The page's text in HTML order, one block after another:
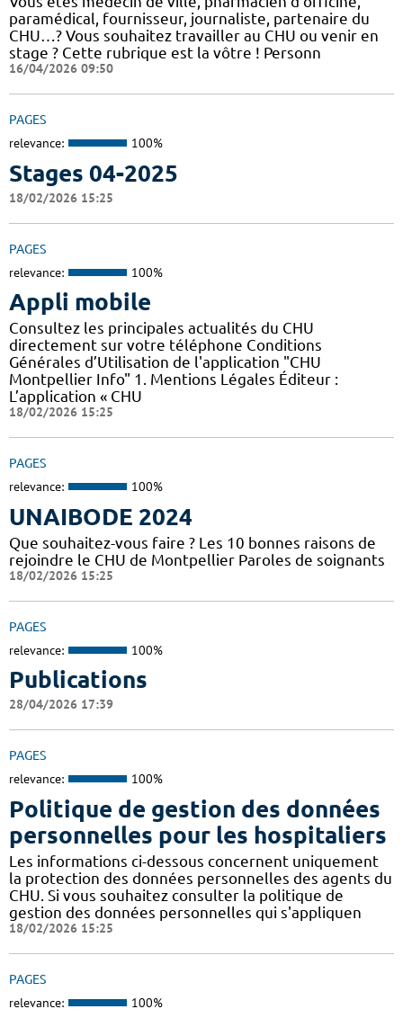
paramédical, fournisseur, journaliste, partenaire du
CHU…? Vous souhaitez travailler au CHU ou venir en
stage ? Cette rubrique est la vôtre ! Personn
16/04/2026 09:50
PAGES
relevance: 100%
Stages 04-2025
18/02/2026 15:25
PAGES
relevance: 100%
Appli mobile
Consultez les principales actualités du CHU
directement sur votre téléphone Conditions
Générales d’Utilisation de l'application "CHU
Montpellier Info" 1. Mentions Légales Éditeur :
L’application « CHU
18/02/2026 15:25
PAGES
relevance: 100%
UNAIBODE 2024
Que souhaitez-vous faire ? Les 10 bonnes raisons de
rejoindre le CHU de Montpellier Paroles de soignants
18/02/2026 15:25
PAGES
relevance: 100%
Publications
28/04/2026 17:39
PAGES
relevance: 100%
Politique de gestion des données
personnelles pour les hospitaliers
Les informations ci-dessous concernent uniquement
la protection des données personnelles des agents du
CHU. Si vous souhaitez consulter la politique de
gestion des données personnelles qui s'appliquen
18/02/2026 15:25
PAGES
relevance: 100%